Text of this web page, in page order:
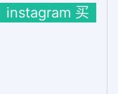
instagram 买